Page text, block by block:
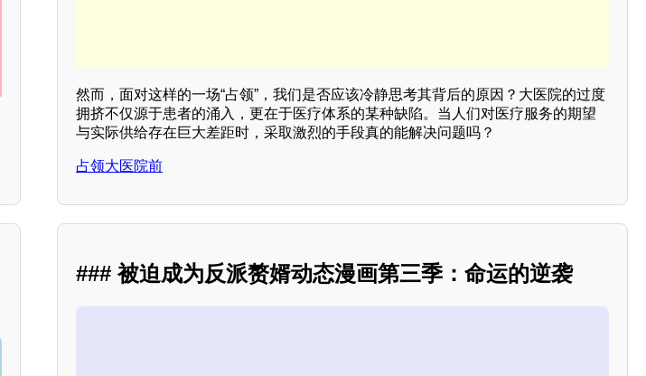
然而，面对这样的一场“占领”，我们是否应该冷静思考其背后的原因？大医院的过度
拥挤不仅源于患者的涌入，更在于医疗体系的某种缺陷。当人们对医疗服务的期望
与实际供给存在巨大差距时，采取激烈的手段真的能解决问题吗？
占领大医院前
### 被迫成为反派赘婿动态漫画第三季：命运的逆袭